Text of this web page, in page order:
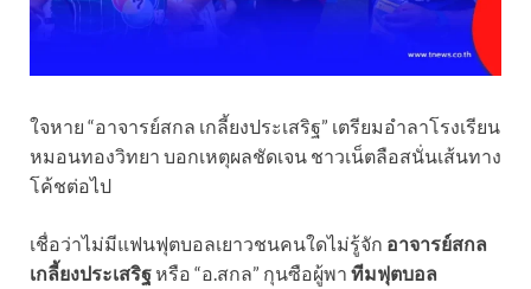
ใจหาย “อาจารย์สกล เกลี้ยงประเสริฐ” เตรียมอำลาโรงเรียน
หมอนทองวิทยา บอกเหตุผลชัดเจน ชาวเน็ตลือสนั่นเส้นทาง
โค้ชต่อไป
เชื่อว่าไม่มีแฟนฟุตบอลเยาวชนคนใดไม่รู้จัก อาจารย์สกล
เกลี้ยงประเสริฐหรือ “อ.สกล” กุนซือผู้พา ทีมฟุตบอล